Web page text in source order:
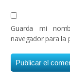
Guarda mi
navegador para la